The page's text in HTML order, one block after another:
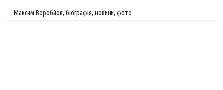
Максим Воробйов, біографія, новини, фото